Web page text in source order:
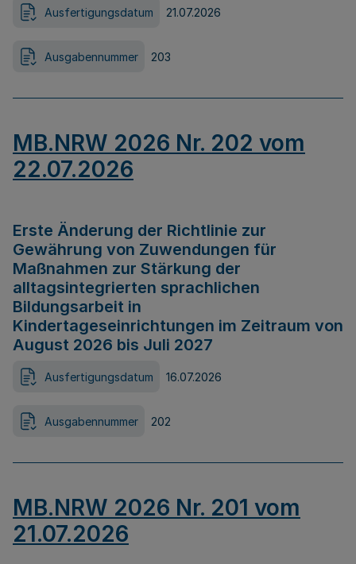
Ausfertigungsdatum 21.07.2026
Ausgabennummer 203
MB.NRW 2026 Nr. 202 vom
22.07.2026
Erste Änderung der Richtlinie zur
Gewährung von Zuwendungen für
Maßnahmen zur Stärkung der
alltagsintegrierten sprachlichen
Bildungsarbeit in
Kindertageseinrichtungen im Zeitraum von
August 2026 bis Juli 2027
Ausfertigungsdatum 16.07.2026
Ausgabennummer 202
MB.NRW 2026 Nr. 201 vom
21.07.2026